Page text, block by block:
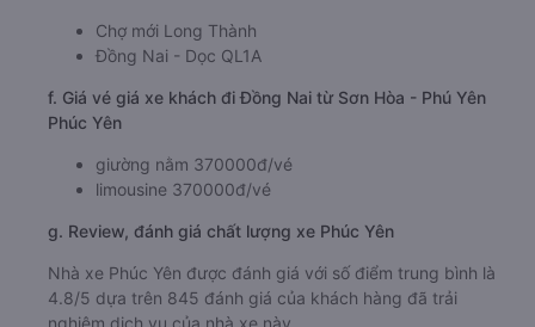
Chợ mới Long Thành
Đồng Nai - Dọc QL1A
f. Giá vé giá xe khách đi Đồng Nai từ Sơn Hòa - Phú Yên
Phúc Yên
giường nằm 370000đ/vé
limousine 370000đ/vé
g. Review, đánh giá chất lượng xe Phúc Yên
Nhà xe Phúc Yên được đánh giá với số điểm trung bình là
4.8/5 dựa trên 845 đánh giá của khách hàng đã trải
nghiệm dịch vụ của nhà xe này.